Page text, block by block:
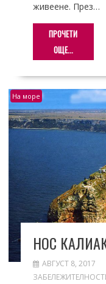
живеене. През…
ПРОЧЕТИ
ОЩЕ...
На море
НОС
АВГУСТ 8, 2017